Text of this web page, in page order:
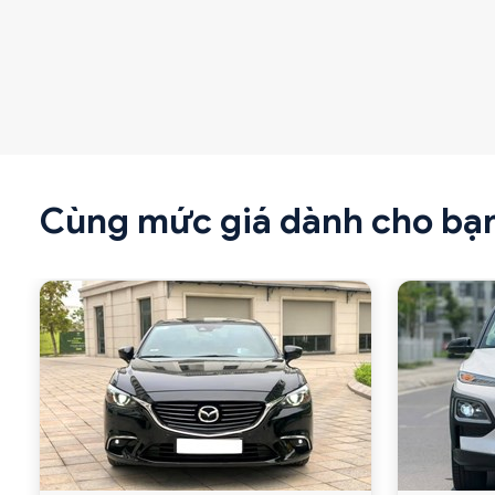
Cùng mức giá dành cho